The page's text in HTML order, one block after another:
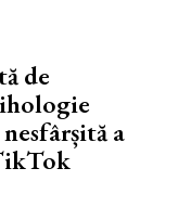
de
a